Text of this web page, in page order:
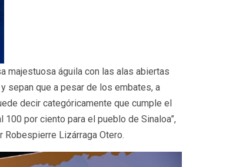
majestuosa águila con las alas abiertas
sepan que a pesar de los embates, a
decir categóricamente que cumple el
por ciento para el pueblo de Sinaloa”,
Robespierre Lizárraga Otero.